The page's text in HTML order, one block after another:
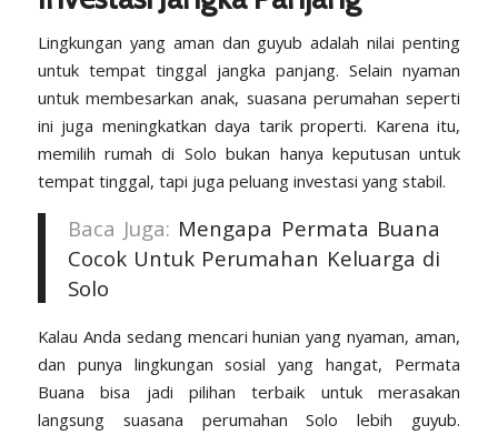
Lingkungan yang aman dan guyub adalah nilai penting
untuk tempat tinggal jangka panjang. Selain nyaman
untuk membesarkan anak, suasana perumahan seperti
ini juga meningkatkan daya tarik properti. Karena itu,
memilih rumah di Solo bukan hanya keputusan untuk
tempat tinggal, tapi juga peluang investasi yang stabil.
Baca Juga: Mengapa Permata Buana
Cocok Untuk Perumahan Keluarga di
Solo
Kalau Anda sedang mencari hunian yang nyaman, aman,
dan punya lingkungan sosial yang hangat, Permata
Buana bisa jadi pilihan terbaik untuk merasakan
langsung suasana perumahan Solo lebih guyub.